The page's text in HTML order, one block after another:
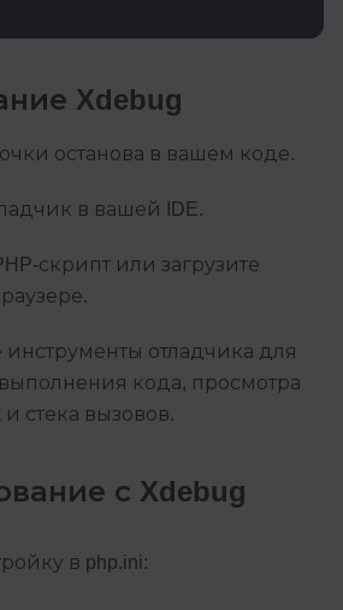
Xdebug
останова в вашем коде.
в вашей IDE.
скрипт или загрузите
инструменты отладчика для
кода, просмотра
стека вызовов.
с Xdebug
в php.ini: